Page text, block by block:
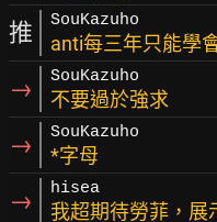
推 SouKazuho
anti每三年只能學
→ SouKazuho
不要過於強求
→ SouKazuho
*字母
→ hisea
我超期待勞菲，展